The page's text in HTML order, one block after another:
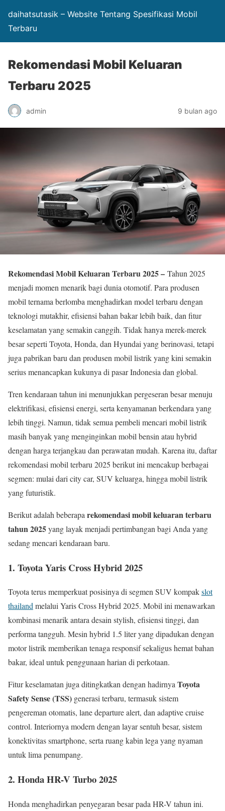
daihatsutasik – Website Tentang Spesifikasi Mobil
Terbaru
Rekomendasi Mobil Keluaran
Terbaru 2025
admin 9 bulan ago
Rekomendasi Mobil Keluaran Terbaru 2025 – Tahun 2025
menjadi momen menarik bagi dunia otomotif. Para produsen
mobil ternama berlomba menghadirkan model terbaru dengan
teknologi mutakhir, efisiensi bahan bakar lebih baik, dan fitur
keselamatan yang semakin canggih. Tidak hanya merek-merek
besar seperti Toyota, Honda, dan Hyundai yang berinovasi, tetapi
juga pabrikan baru dan produsen mobil listrik yang kini semakin
serius menancapkan kukunya di pasar Indonesia dan global.
Tren kendaraan tahun ini menunjukkan pergeseran besar menuju
elektrifikasi, efisiensi energi, serta kenyamanan berkendara yang
lebih tinggi. Namun, tidak semua pembeli mencari mobil listrik
masih banyak yang menginginkan mobil bensin atau hybrid
dengan harga terjangkau dan perawatan mudah. Karena itu, daftar
rekomendasi mobil terbaru 2025 berikut ini mencakup berbagai
segmen: mulai dari city car, SUV keluarga, hingga mobil listrik
yang futuristik.
Berikut adalah beberapa rekomendasi mobil keluaran terbaru
tahun 2025yang layak menjadi pertimbangan bagi Anda yang
sedang mencari kendaraan baru.
1. Toyota Yaris Cross Hybrid 2025
Toyota terus memperkuat posisinya di segmen SUV kompakslot
thailandmelalui Yaris Cross Hybrid 2025. Mobil ini menawarkan
kombinasi menarik antara desain stylish, efisiensi tinggi, dan
performa tangguh. Mesin hybrid 1.5 liter yang dipadukan dengan
motor listrik memberikan tenaga responsif sekaligus hemat bahan
bakar, ideal untuk penggunaan harian di perkotaan.
Fitur keselamatan juga ditingkatkan dengan hadirnyaToyota
Safety Sense (TSS) generasi terbaru, termasuk sistem
pengereman otomatis, lane departure alert, dan adaptive cruise
control. Interiornya modern dengan layar sentuh besar, sistem
konektivitas smartphone, serta ruang kabin lega yang nyaman
untuk lima penumpang.
2. Honda HR-V Turbo 2025
Honda menghadirkan penyegaran besar pada HR-V tahun ini.